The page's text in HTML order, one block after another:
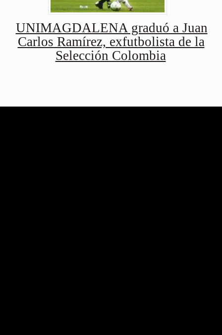
UNIMAGDALENA graduó a Juan
Carlos Ramírez, exfutbolista de la
Selección Colombia